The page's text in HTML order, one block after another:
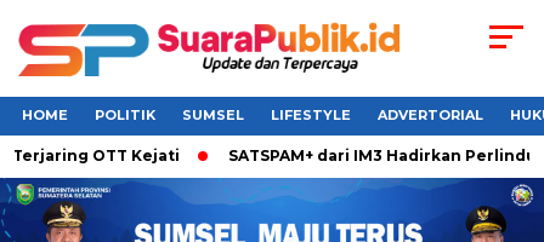
HOME POLITIK SUMSEL LIFESTYLE ADVERTORIAL
OTT Kejati SATSPAM+ dari IM3 Hadirkan